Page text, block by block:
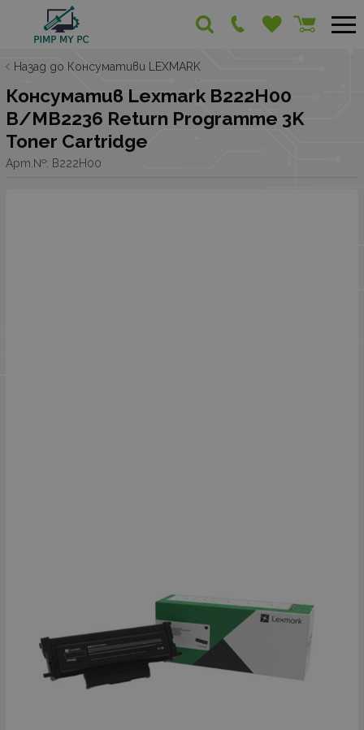
Назад до Консумативи LEXMARK
Консуматив Lexmark B222H00
B/MB2236 Return Programme 3K
Toner Cartridge
Арт.№: B222H00